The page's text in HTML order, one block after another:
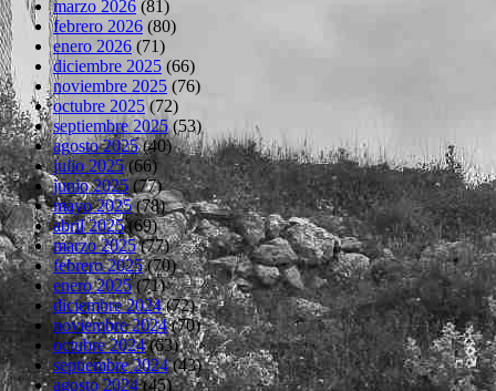
marzo 2026 (81)
febrero 2026 (80)
enero 2026 (71)
diciembre 2025 (66)
noviembre 2025 (76)
octubre 2025(72)
septiembre 2025(53)
agosto 2025(40)
julio 2025(66)
junio 2025 (77)
mayo 2025(78)
abril 2025(69)
marzo 2025(77)
febrero 2025(70)
enero 2025(71)
diciembre 2024(72)
noviembre 2024(70)
octubre 2024(63)
septiembre 2024(43)
agosto 2024(45)